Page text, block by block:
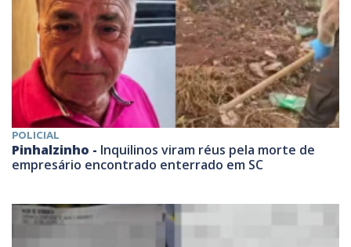
POLICIAL
Pinhalzinho - Inquilinos viram réus pela morte de
empresário encontrado enterrado em SC